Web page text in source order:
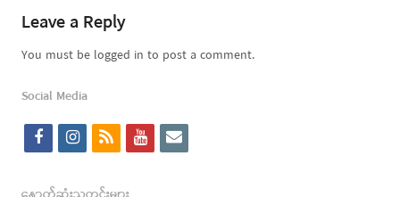
Leave a Reply
You must be logged in to post a comment.
Social Media
f
i
r
y
e